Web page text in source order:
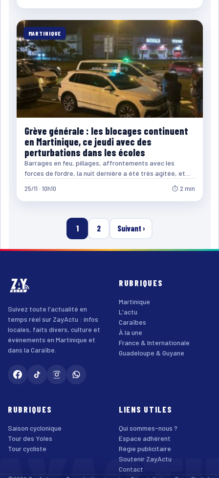
MARTINIQUE
Grève générale : les blocages continuent
en Martinique, ce jeudi avec des
perturbations dans les écoles
Barrages en feu, pillages, affrontements avec les
forces de l’ordre, la nuit dernière a été très agitée, et…
25/11 · 10h10 ⏱ 2 min
1 2 Suivant ›
Suivez toute l'actualité en
temps réel sur ZayActu : infos
locales, faits divers, culture et
événements en Martinique et
dans la Caraïbe.
RUBRIQUES
Martinique
L'actu
Caraïbes
À la une
France & Internationale
Guadeloupe & Guyane
RUBRIQUES
Saison cyclonique
Tour des Yoles
Tour cycliste
LIENS UTILES
Qui sommes-nous ?
Espace adhérent
Régie publicitaire
Soutenir ZayActu
Contact